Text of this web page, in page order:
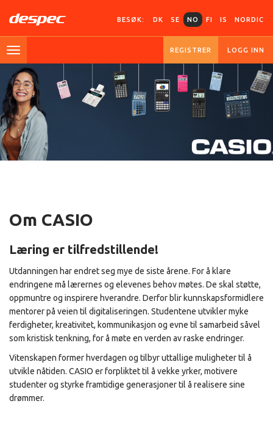
BESØK: DK SE NO FI IS NORDIC
REGISTRER LOGG INN
Om CASIO
Læring er tilfredstillende!
Utdanningen har endret seg mye de siste årene. For å klare
endringene må lærernes og elevenes behov møtes. De skal støtte,
oppmuntre og inspirere hverandre. Derfor blir kunnskapsformidlere
mentorer på veien til digitaliseringen. Studentene utvikler myke
ferdigheter, kreativitet, kommunikasjon og evne til samarbeid såvel
som kristisk tenkning, for å møte en verden av raske endringer.
Vitenskapen former hverdagen og tilbyr uttallige muligheter til å
utvikle nåtiden. CASIO er forpliktet til å vekke yrker, motivere
studenter og styrke framtidige generasjoner til å realisere sine
drømmer.